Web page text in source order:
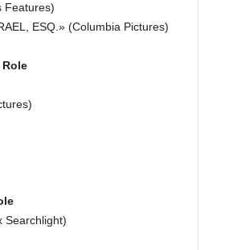
Features)
ESQ.» (Columbia Pictures)
Searchlight)